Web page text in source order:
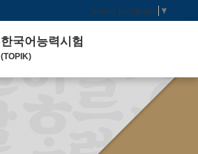
Select Language ▼
한국어능력시험
(TOPIK)
토픽(TOPIK) 안내